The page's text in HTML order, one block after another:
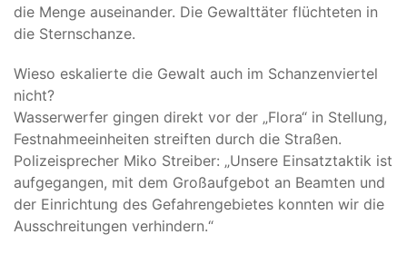
die Menge auseinander. Die Gewalttäter flüchteten in
die Sternschanze.
Wieso eskalierte die Gewalt auch im Schanzenviertel
nicht?
Wasserwerfer gingen direkt vor der „Flora“ in Stellung,
Festnahmeeinheiten streiften durch die Straßen.
Polizeisprecher Miko Streiber: „Unsere Einsatztaktik ist
aufgegangen, mit dem Großaufgebot an Beamten und
der Einrichtung des Gefahrengebietes konnten wir die
Ausschreitungen verhindern.“